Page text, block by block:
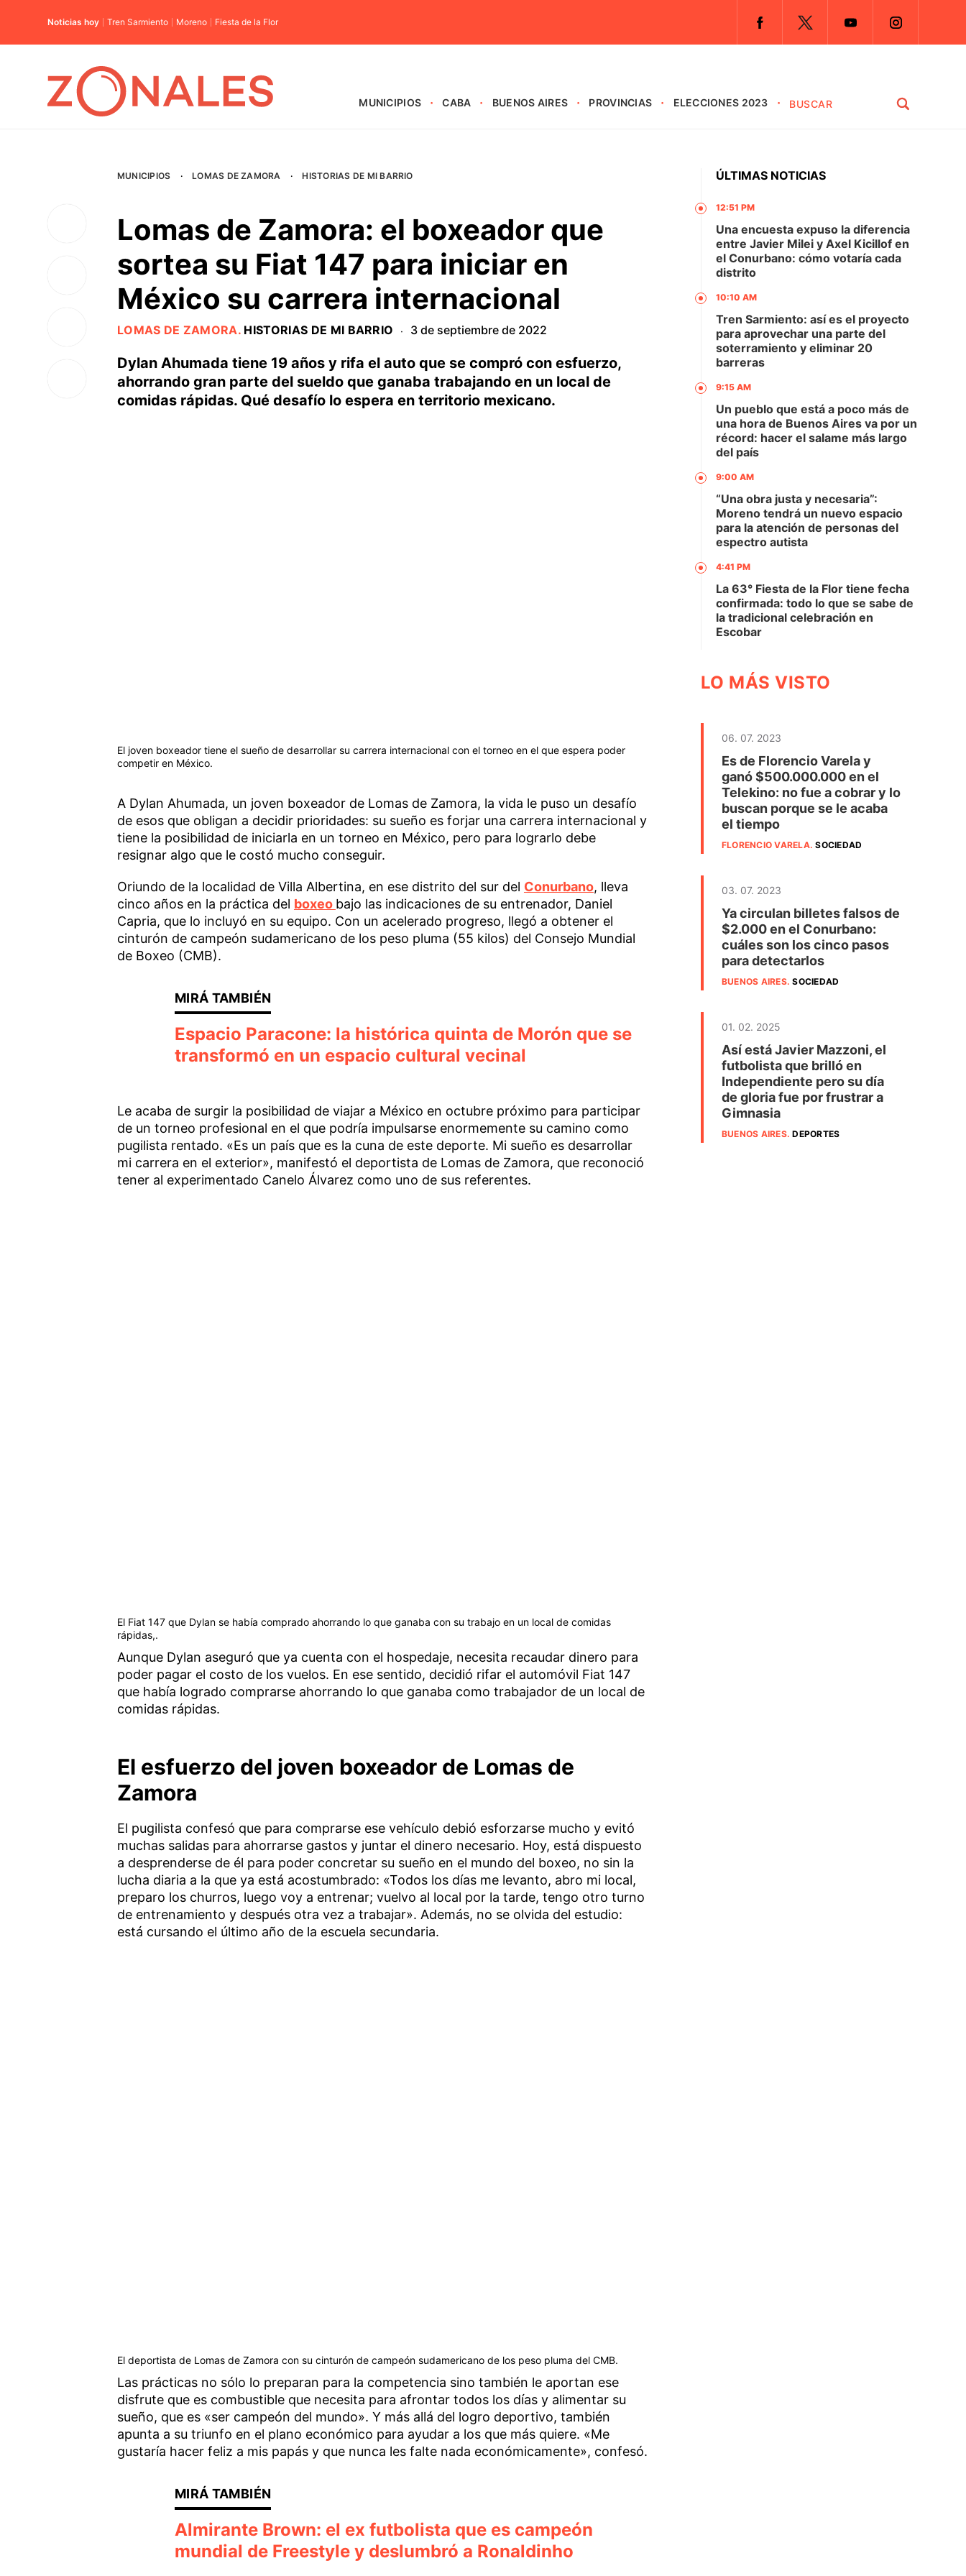
Noticias hoy Tren Sarmiento Moreno Fiesta de la Flor
MUNICIPIOS CABA BUENOS AIRES PROVINCIAS ELECCIONES 2023
MUNICIPIOS · LOMAS DE ZAMORA · HISTORIAS DE MI BARRIO
Lomas de Zamora: el boxeador que
sortea su Fiat 147 para iniciar en
México su carrera internacional
LOMAS DE ZAMORA. HISTORIAS DE MI BARRIO · 3 de septiembre de 2022
Dylan Ahumada tiene 19 años y rifa el auto que se compró con esfuerzo,
ahorrando gran parte del sueldo que ganaba trabajando en un local de
comidas rápidas. Qué desafío lo espera en territorio mexicano.
El joven boxeador tiene el sueño de desarrollar su carrera internacional con el torneo en el que espera poder
competir en México.
A Dylan Ahumada, un joven boxeador de Lomas de Zamora, la vida le puso un desafío
de esos que obligan a decidir prioridades: su sueño es forjar una carrera internacional y
tiene la posibilidad de iniciarla en un torneo en México, pero para lograrlo debe
resignar algo que le costó mucho conseguir.
Oriundo de la localidad de Villa Albertina, en ese distrito del sur del Conurbano, lleva
cinco años en la práctica del boxeo bajo las indicaciones de su entrenador, Daniel
Capria, que lo incluyó en su equipo. Con un acelerado progreso, llegó a obtener el
cinturón de campeón sudamericano de los peso pluma (55 kilos) del Consejo Mundial
de Boxeo (CMB).
Espacio Paracone: la histórica quinta de Morón que se
transformó en un espacio cultural vecinal
Le acaba de surgir la posibilidad de viajar a México en octubre próximo para participar
de un torneo profesional en el que podría impulsarse enormemente su camino como
pugilista rentado. «Es un país que es la cuna de este deporte. Mi sueño es desarrollar
mi carrera en el exterior», manifestó el deportista de Lomas de Zamora, que reconoció
tener al experimentado Canelo Álvarez como uno de sus referentes.
El Fiat 147 que Dylan se había comprado ahorrando lo que ganaba con su trabajo en un local de comidas
rápidas,.
Aunque Dylan aseguró que ya cuenta con el hospedaje, necesita recaudar dinero para
poder pagar el costo de los vuelos. En ese sentido, decidió rifar el automóvil Fiat 147
que había logrado comprarse ahorrando lo que ganaba como trabajador de un local de
comidas rápidas.
El esfuerzo del joven boxeador de Lomas de
Zamora
El pugilista confesó que para comprarse ese vehículo debió esforzarse mucho y evitó
muchas salidas para ahorrarse gastos y juntar el dinero necesario. Hoy, está dispuesto
a desprenderse de él para poder concretar su sueño en el mundo del boxeo, no sin la
lucha diaria a la que ya está acostumbrado: «Todos los días me levanto, abro mi local,
preparo los churros, luego voy a entrenar; vuelvo al local por la tarde, tengo otro turno
de entrenamiento y después otra vez a trabajar». Además, no se olvida del estudio:
está cursando el último año de la escuela secundaria.
El deportista de Lomas de Zamora con su cinturón de campeón sudamericano de los peso pluma del CMB.
Las prácticas no sólo lo preparan para la competencia sino también le aportan ese
disfrute que es combustible que necesita para afrontar todos los días y alimentar su
sueño, que es «ser campeón del mundo». Y más allá del logro deportivo, también
apunta a su triunfo en el plano económico para ayudar a los que más quiere. «Me
gustaría hacer feliz a mis papás y que nunca les falte nada económicamente», confesó.
Almirante Brown: el ex futbolista que es campeón
mundial de Freestyle y deslumbró a Ronaldinho
ÚLTIMAS NOTICIAS
12:51 PM
Una encuesta expuso la diferencia
entre Javier Milei y Axel Kicillof en
el Conurbano: cómo votaría cada
distrito
10:10 AM
Tren Sarmiento: así es el proyecto
para aprovechar una parte del
soterramiento y eliminar 20
barreras
9:15 AM
Un pueblo que está a poco más de
una hora de Buenos Aires va por un
récord: hacer el salame más largo
del país
9:00 AM
“Una obra justa y necesaria”:
Moreno tendrá un nuevo espacio
para la atención de personas del
espectro autista
4:41 PM
La 63° Fiesta de la Flor tiene fecha
confirmada: todo lo que se sabe de
la tradicional celebración en
Escobar
LO MÁS VISTO
06. 07. 2023
Es de Florencio Varela y
ganó $500.000.000 en el
Telekino: no fue a cobrar y lo
buscan porque se le acaba
el tiempo
FLORENCIO VARELA.SOCIEDAD
03. 07. 2023
Ya circulan billetes falsos de
$2.000 en el Conurbano:
cuáles son los cinco pasos
para detectarlos
BUENOS AIRES.SOCIEDAD
01. 02. 2025
Así está Javier Mazzoni, el
futbolista que brilló en
Independiente pero su día
de gloria fue por frustrar a
Gimnasia
BUENOS AIRES.DEPORTES